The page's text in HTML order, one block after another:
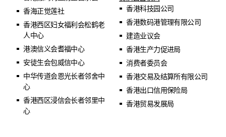
香海正觉莲社
香港西区妇女福利会松鹤老
人中心
港澳信义会耆福中心
安徒生会包威信中心
中华传道会恩光长者邻舍中
心
香港西区浸信会长者邻里中
心
香港科技园公司
香港数码港管理有限公司
建造业议会
香港生产力促进局
消费者委员会
香港交易及结算所有限公司
香港出口信用保险局
香港贸易发展局